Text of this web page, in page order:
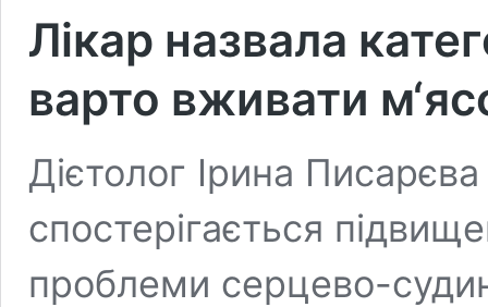
Лікар назвала
варто вживати
Дієтолог Ірина
спостерігається
проблеми серцево-